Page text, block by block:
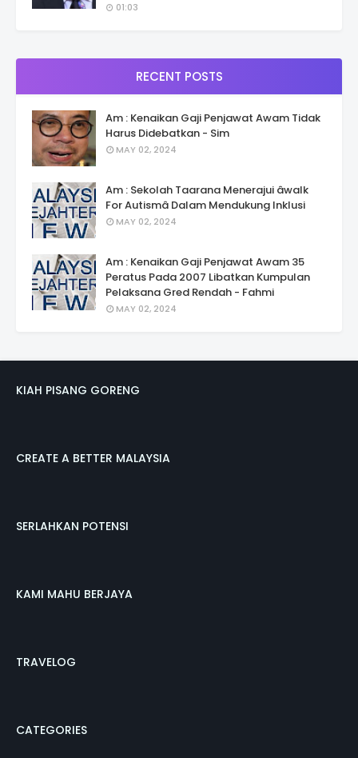
01:03
RECENT POSTS
Am : Kenaikan Gaji Penjawat Awam Tidak
Harus Didebatkan - Sim
MAY 02, 2024
Am : Sekolah Taarana Menerajui âwalk
For Autismâ Dalam Mendukung Inklusi
MAY 02, 2024
Am : Kenaikan Gaji Penjawat Awam 35
Peratus Pada 2007 Libatkan Kumpulan
Pelaksana Gred Rendah - Fahmi
MAY 02, 2024
KIAH PISANG GORENG
CREATE A BETTER MALAYSIA
SERLAHKAN POTENSI
KAMI MAHU BERJAYA
TRAVELOG
CATEGORIES